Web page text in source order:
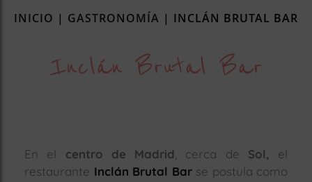
INICIO | GASTRONOMÍA | INCLÁN BRUTAL BAR
Inclán Brutal Bar
En el centro de Madrid , cerca de Sol, el
restaurante Inclán Brutal Barse postula como